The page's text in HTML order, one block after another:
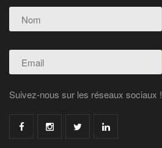
Suivez-nous sur les réseaux sociaux !